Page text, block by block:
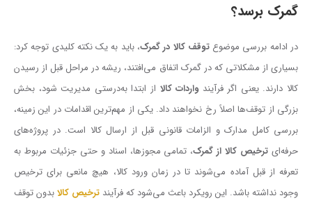
گمرک برسد؟
در ادامه بررسی موضوعتوقف کالا در گمرک، باید به یک نکته کلیدی توجه کرد:
بسیاری از مشکلاتی که در گمرک اتفاق می‌افتند، ریشه در مراحل قبل از رسیدن
کالا دارند. یعنی اگر فرآیندواردات کالا از ابتدا به‌درستی مدیریت شود، بخش
بزرگی از توقف‌ها اصلاً رخ نخواهند داد. یکی از مهم‌ترین اقدامات در این زمینه،
بررسی کامل مدارک و الزامات قانونی قبل از ارسال کالا است. در پروژه‌های
حرفه‌ای ترخیص کالا از گمرک، تمامی مجوزها، اسناد و حتی جزئیات مربوط به
تعرفه از قبل آماده می‌شوند تا در زمان ورود کالا، هیچ مانعی برای ترخیص
وجود نداشته باشد. این رویکرد باعث می‌شود که فرآیند ترخیص کالابدون توقف